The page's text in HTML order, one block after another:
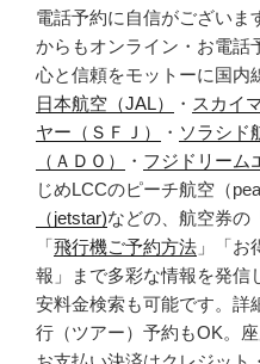
電話予約に自信がございま
からもオンライン・お電話
心と信頼をモットーに国内
日本航空（JAL）
・ スカイ
ヤー（ＳＦＪ）
・ ソラシド
（ＡＤＯ）
・ フジドリーム
じめLCCのピーチ航空（
（jetstar)などの、航空券の
「飛行機ご予約方法 」「お
報」まで多彩な情報を発信
安料金検索も可能です。詳
行（ツアー）予約もOK。